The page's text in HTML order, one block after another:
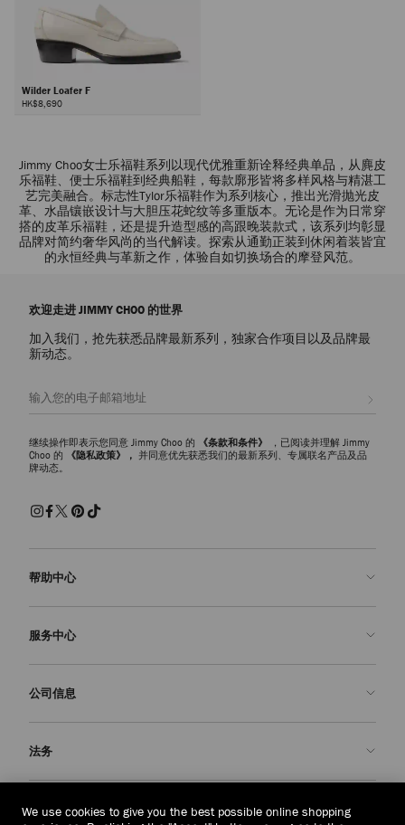
Wilder Loafer F
HK$8,690
Jimmy Choo女士乐福鞋系列以现代优雅重新诠释经典单品，从麂皮
乐福鞋、便士乐福鞋到经典船鞋，每款廓形皆将多样风格与精湛工
艺完美融合。标志性Tylor乐福鞋作为系列核心，推出光滑抛光皮
革、水晶镶嵌设计与大胆压花蛇纹等多重版本。无论是作为日常穿
搭的皮革乐福鞋，还是提升造型感的高跟晚装款式，该系列均彰显
品牌对简约奢华风尚的当代解读。探索从通勤正装到休闲着装皆宜
的永恒经典与革新之作，体验自如切换场合的摩登风范。
欢迎走进 JIMMY CHOO 的世界
加入我们，抢先获悉品牌最新系列，独家合作项目以及品牌最
新动态。
继续操作即表示您同意 Jimmy Choo 的 《条款和条件》
，已阅读并理解 Jimmy
Choo 的
《隐私政策》， 并同意优先获悉我们的最新系列、专属联名产品及品
牌动态。
帮助中心
常见问题解答
提交退货
送货
服务中心
定制服务
保修服务
公司信息
我们的历史
我们的影响与责任
法务
条款与条件
缅甸(HK$)
We use cookies to give you the best possible online shopping